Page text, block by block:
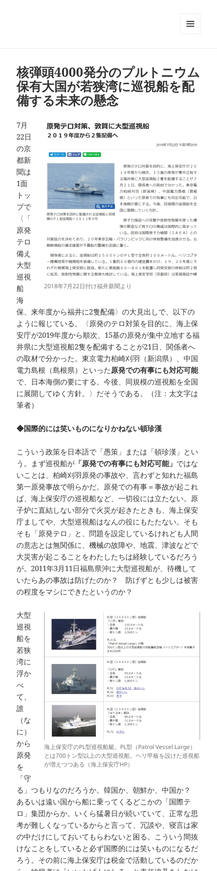
核弾頭4000発分のプルトニウム
保有大国が若狭湾に巡視船を配
備する未来の懸念
2018年7月22日付け福井新聞より
7月
22日
の京
都新
聞は
1面
トッ
プで
〈「
原発
テロ
備え
大型
巡視
船
海
保、来年度から福井に2隻配備〉の大見出しで、以下の
ように報じている。〈原発のテロ対策を目的に、海上保
安庁が2019年度から順次、15基の原発が集中立地する福
井県に大型巡視船2隻を配備することが21日、関係者へ
の取材で分かった。東京電力柏崎刈羽（新潟県）、中国
電力島根（島根県）といった原発での有事にも対応可能
で、日本海側の要にする。今後、同規模の巡視船を全国
に展開してゆく方針。〉だそうである。（注：太文字は
筆者）
◆国際的には笑いものになりかねない頓珍漢
こういう政策を日本語で「愚策」または「頓珍漢」とい
う。まず巡視船が 「原発での有事にも対応可能」 ではな
いことは、柏崎刈羽原発の事故や、言わずと知れた福島
第一原発事故で明らかだ。原発での有事＝事故が起これ
ば、海上保安庁の巡視船など、一切役には立たない。原
子炉に直結しない部分で火災が起きたときも、海上保安
庁ましてや、大型巡視船はなんの役にもたたない。そも
そも「原発テロ」と、問題を設定しているけれども人間
の意志とは無関係に、機械の故障や、地震、津波などで
大災害が起こることをわたしたちは経験しているだろう
が。2011年3月11日福島県沖に大型巡視船が、待機して
いたらあの事故は防げたのか？ 防げずとも少しは被害
の程度をマシにできたというのか？
海上保安庁のPL型巡視船艇。PL型（Patrol Vessel Large）
とは700トン型以上の大型巡視船。ヘリ甲板を設けた巡視船
が増えつつある（海上保安庁HP）
大型
巡視
船を
若狭
湾に
浮か
べ
て、
誰
（な
に）
から
原発
を
「守
る」つもりなのだろうか。韓国か、朝鮮か、中国か？
あるいは遠い国から船に乗ってくるどこかの「国際テ
ロ」集団からか。いくら猛暑日が続いていて、正常な思
考が難しくなっているからと言って、冗談や、寝言は家
の中だけにしておいてもらわないと困る。こういう間抜
けなことをしていると必ず国際的には笑いものになるだ
ろう。その前に海上保安庁は税金で活動しているのだか